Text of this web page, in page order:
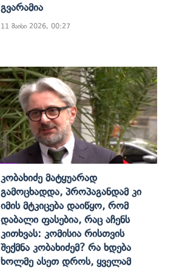
Გვარამია
11 მაისი 2026, 00:27
Კობახიძე Მატყუარად
Გამოცხადდა, Პროპაგანდამ Კი
Იმის Მტკიცება Დაიწყო, Რომ
Დაბალი Ფასებია, Რაც Აჩენს
Კითხვას: Კომისია Რისთვის
Შექმნა Კობახიძემ? Რა Ხდება
Ხოლმე Ასეთ Დროს, Ყველამ